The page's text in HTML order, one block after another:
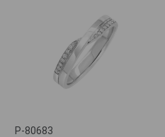
P-80683